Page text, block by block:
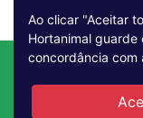
Contactos
Ao clicar "Aceitar
Hortanimal guarde
concordância com